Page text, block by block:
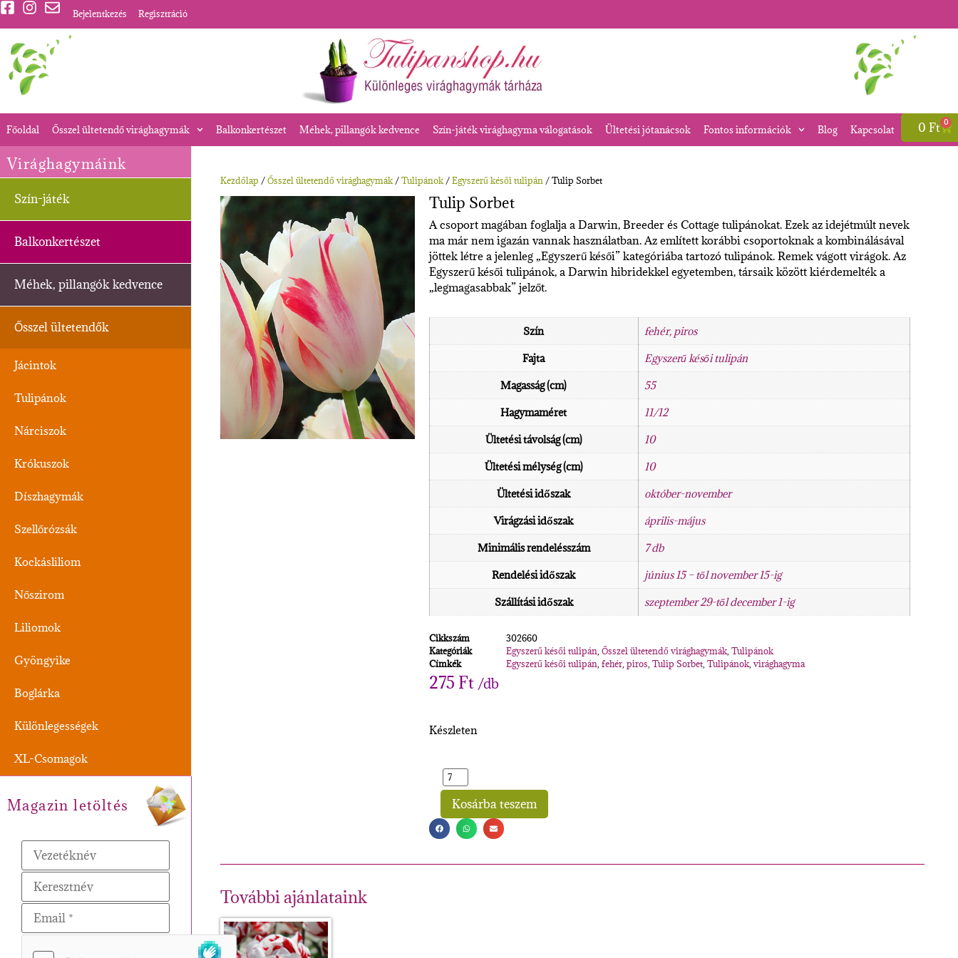
Bejelentkezés Regisztráció
Főoldal Ősszel ültetendő virághagymák Balkonkertészet Méhek, pillangók kedvence Szín-játék virághagyma válogatások Ültetési jótanácsok Fontos információk Blog Kapcsolat 0Ft 0
Virághagymáink
Szín-játék
Balkonkertészet
Méhek, pillangók kedvence
Ősszel ültetendők
Jácintok
Tulipánok
Nárciszok
Krókuszok
Díszhagymák
Szellőrózsák
Kockásliliom
Nőszirom
Liliomok
Gyöngyike
Boglárka
Különlegességek
XL-Csomagok
Magazin letöltés
Kezdőlap /Ősszel ültetendő virághagymák/Tulipánok/Egyszerű késői tulipán/ Tulip Sorbet
Tulip Sorbet
A csoport magában foglalja a Darwin, Breeder és Cottage tulipánokat. Ezek az idejétmúlt nevek
ma már nem igazán vannak használatban. Az említett korábbi csoportoknak a kombinálásával
jöttek létre a jelenleg „Egyszerű késői” kategóriába tartozó tulipánok. Remek vágott virágok. Az
Egyszerű késői tulipánok, a Darwin hibridekkel egyetemben, társaik között kiérdemelték a
„legmagasabbak” jelzőt.
Szín
fehér, piros
Fajta
Egyszerű késői tulipán
Magasság (cm)
55
Hagymaméret
11/12
Ültetési távolság (cm)
10
Ültetési mélység (cm)
10
Ültetési időszak
október-november
Virágzási időszak
április-május
Minimális rendelésszám
7 db
Rendelési időszak
június 15 – től november 15-ig
Szállítási időszak
szeptember 29-től december 1-ig
Cikkszám
302660
Kategóriák
Egyszerű késői tulipán, Ősszel ültetendő virághagymák, Tulipánok
Címkék
Egyszerű késői tulipán, fehér, piros, Tulip Sorbet, Tulipánok, virághagyma
275 Ft /db
Készleten
Kosárba teszem
Alternative:
További ajánlataink